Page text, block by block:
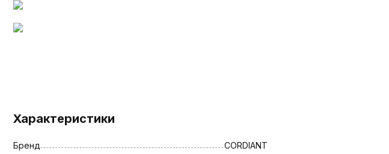
Характеристики
Бренд
CORDIANT